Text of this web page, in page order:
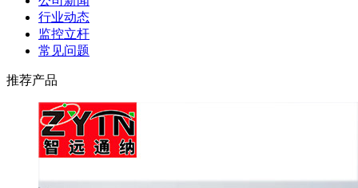
行业动态
监控立杆
常见问题
推荐产品